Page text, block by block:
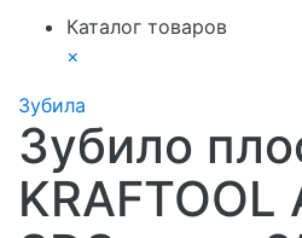
Каталог товаров
×
Зубила
Зубило
KRAFTOOL